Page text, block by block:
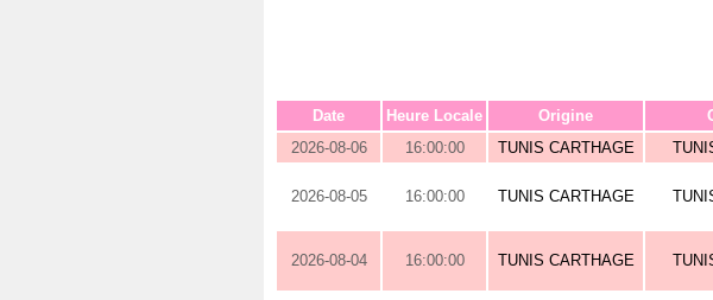
Date Heure Locale Origine
2026-08-06
16:00:00 TUNIS CARTHAGE
2026-08-05 16:00:00 TUNIS CARTHAGE
2026-08-04 16:00:00 TUNIS CARTHAGE